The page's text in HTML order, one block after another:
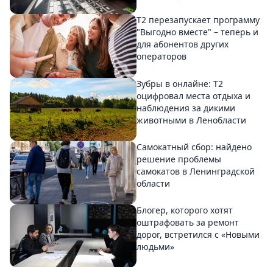
Т2 перезапускает программу
"Выгодно вместе" – теперь и
для абонентов других
операторов
Зубры в онлайне: Т2
оцифровал места отдыха и
наблюдения за дикими
животными в Ленобласти
Самокатный сбор: найдено
решение проблемы
самокатов в Ленинградской
области
Блогер, которого хотят
оштрафовать за ремонт
дорог, встретился с «Новыми
людьми»